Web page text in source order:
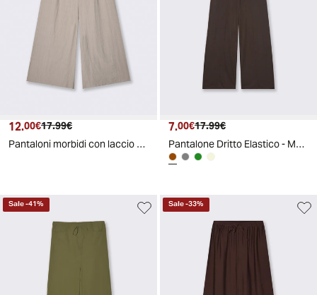
Prezzo attuale
12.00€ Prezzo originale
17.99€
Pantaloni morbidi con laccio regolabile - Grigio fango
Prezzo attuale
7.00€ Prezzo originale
17.99€
Pantalone Dritto Elastico - Moro
Sale-41% Sale-33%